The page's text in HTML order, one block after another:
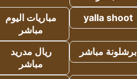
yalla shoot
مباريات اليوم
مباشر
برشلونة مباشر
ريال مدريد
مباشر